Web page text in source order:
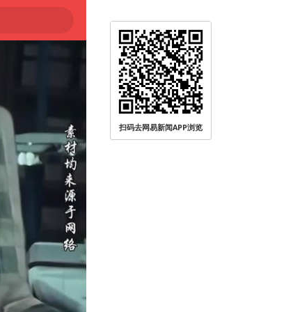
扫码去网易新闻APP浏览